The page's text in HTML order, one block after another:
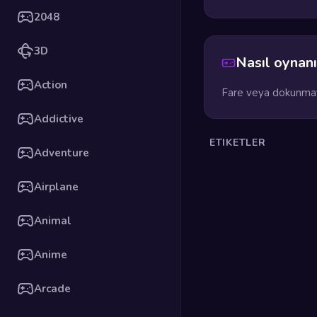
2048
3D
Action
Addictive
Adventure
Airplane
Animal
Anime
Arcade
Nasıl
Fare veya
ETIKETLER